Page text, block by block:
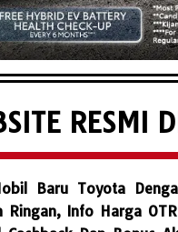
RESMI
Baru Toyota
Ringan, Info Harga